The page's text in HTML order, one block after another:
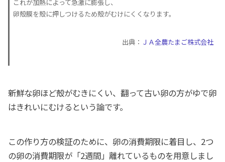
これが加熱によって急激に膨張し、
卵殻膜を殻に押しつけるため殻がむけにくくなります。
出典： ＪＡ全農たまご株式会社
新鮮な卵ほど殻がむきにくい、翻って古い卵の方がゆで卵
はきれいにむけるという論です。
この作り方の検証のために、卵の消費期限に着目し、2つ
の卵の消費期限が「2週間」離れているものを用意しまし